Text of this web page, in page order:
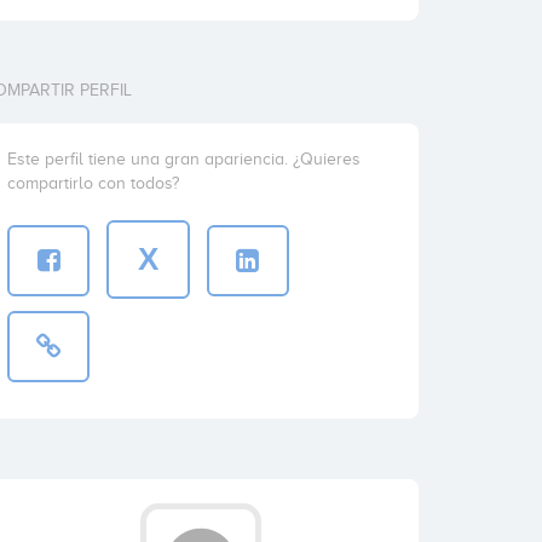
PERFIL
Este perfil tiene una gran apariencia. ¿Quieres
compartirlo con todos?
X